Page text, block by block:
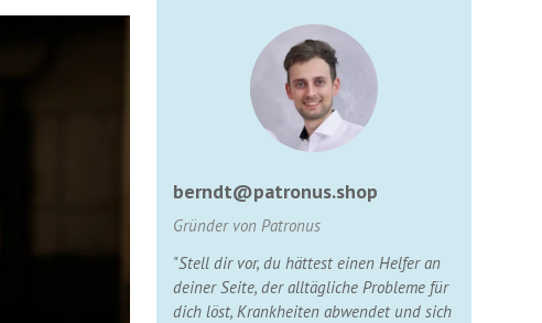
berndt@patronus.shop
Gründer von Patronus
"Stell dir vor, du hättest einen Helfer an
deiner Seite, der alltägliche Probleme für
dich löst, Krankheiten abwendet und sich